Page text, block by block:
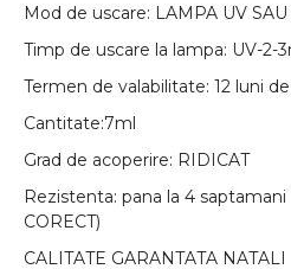
Mod de uscare: LAMPA UV
Timp de uscare la lampa: UV-2-
Termen de valabilitate: 12 luni
Cantitate:7ml
Grad de acoperire: RIDICAT
Rezistenta: pana la 4
CORECT)
CALITATE GARANTATA NATALI